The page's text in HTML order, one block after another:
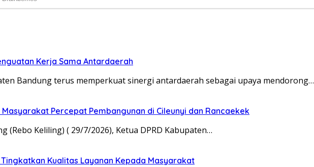
Kerja Sama Antardaerah
Bandung terus memperkuat sinergi antardaerah sebagai upaya mendorong…
Percepat Pembangunan di Cileunyi dan Rancaekek
(Rebo Keliling) ( 29/7/2026), Ketua DPRD Kabupaten…
Kualitas Layanan Kepada Masyarakat